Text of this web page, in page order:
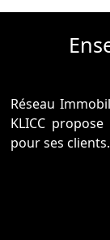
Réseau
KLICC
pour ses clients.